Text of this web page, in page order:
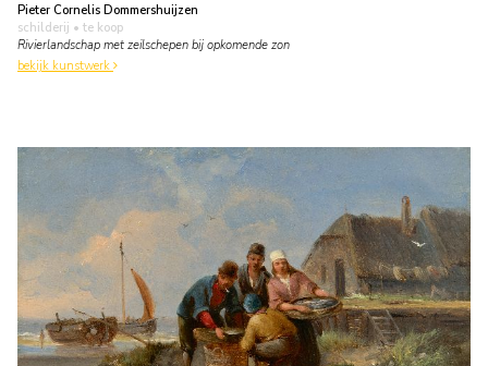
Pieter Cornelis Dommershuijzen
schilderij • te koop
Rivierlandschap met zeilschepen bij opkomende zon
bekijk kunstwerk